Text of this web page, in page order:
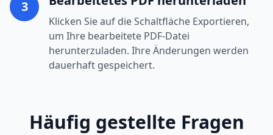
3
Klicken Sie auf die Schaltfläche Exportieren,
um Ihre bearbeitete PDF-Datei
herunterzuladen. Ihre Änderungen werden
dauerhaft gespeichert.
Häufig gestellte Fragen